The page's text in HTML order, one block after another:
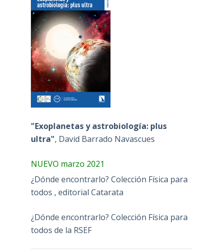
"Exoplanetas y astrobiología: plus
ultra", David Barrado Navascues
NUEVO marzo 2021
¿Dónde encontrarlo? Colección Física para
todos , editorial Catarata
¿Dónde encontrarlo? Colección Física para
todos de la RSEF